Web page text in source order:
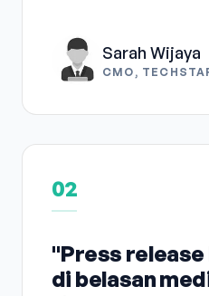
Sarah Wijaya
CMO,
02
"Press
di belasan